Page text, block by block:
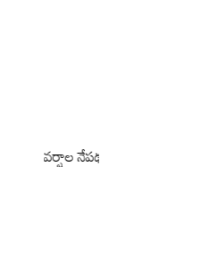
వర్షాల నేపథ్యంలో కోటపల్లి, వేమనపల్లి